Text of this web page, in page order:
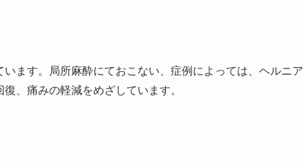
ます。局所麻酔にておこない、症例によっては、ヘルニア
、痛みの軽減をめざしています。